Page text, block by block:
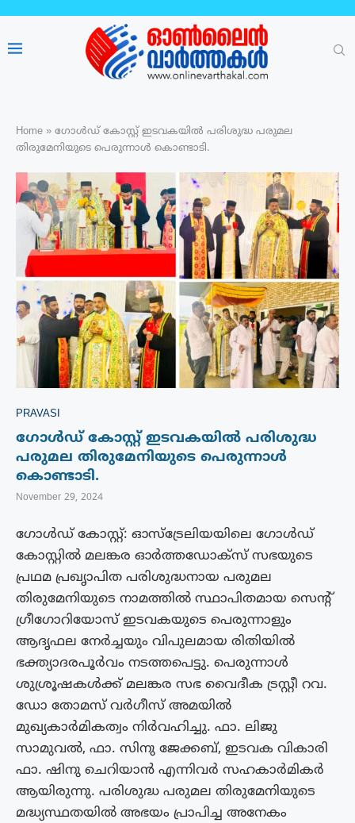
Home » ഗോൾഡ് കോസ്റ്റ് ഇടവകയിൽ പരിശുദ്ധ പരുമല
തിരുമേനിയുടെ പെരുന്നാൾ കൊണ്ടാടി.
PRAVASI
ഗോൾഡ് കോസ്റ്റ് ഇടവകയിൽ പരിശുദ്ധ
പരുമല തിരുമേനിയുടെ പെരുന്നാൾ
കൊണ്ടാടി.
November 29, 2024
ഗോൾഡ് കോസ്റ്റ്: ഓസ്ട്രേലിയയിലെ ഗോൾഡ്
കോസ്റ്റിൽ മലങ്കര ഓര്‍ത്തഡോക്സ് സഭയുടെ
പ്രഥമ പ്രഖൃാപിത പരിശുദ്ധനായ പരുമല
തിരുമേനിയുടെ നാമത്തില്‍ സ്ഥാപിതമായ സെന്റ്
ഗ്രീഗോറിയോസ് ഇടവകയുടെ പെരുന്നാളും
ആദൃഫല നേര്‍ച്ചയും വിപുലമായ രിതിയില്‍
ഭക്ത്യാദരപൂര്‍വം നടത്തപെട്ടു. പെരുന്നാള്‍
ശുശ്രൂഷകള്‍ക്ക് മലങ്കര സഭ വൈദീക ട്രസ്റ്റീ റവ.
ഡോ തോമസ് വർഗീസ് അമയിൽ
മുഖ്യകാർമികത്വം നിര്‍വഹിച്ചു. ഫാ. ലിജു
സാമുവല്‍, ഫാ. സിനു ജേക്കബ്, ഇടവക വികാരി
ഫാ. ഷിനു ചെറിയാന്‍ എന്നിവര്‍ സഹകാർമികര്‍
ആയിരുന്നു. പരിശുദ്ധ പരുമല തിരുമേനിയുടെ
മദ്ധ്യസ്ഥതയിൽ അഭയം പ്രാപിച്ച അനേകം